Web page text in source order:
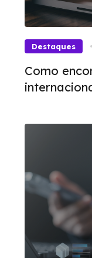
Destaques
Como